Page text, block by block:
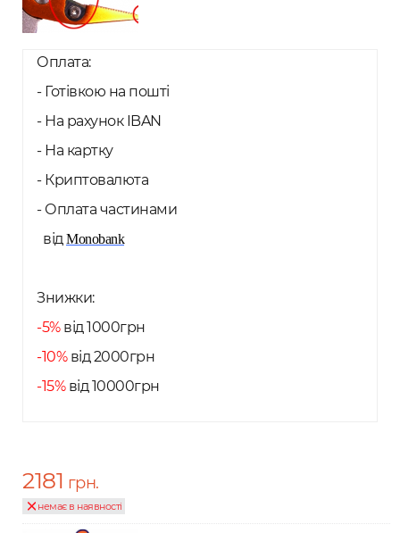
Оплата:
- Готівкою на пошті
- На рахунок IBAN
- На картку
- Криптовалюта
- Оплата частинами
відMonobank
Знижки:
-5%від 1000грн
-10%від 2000грн
-15%від 10000грн
2181 грн.
немає в наявності